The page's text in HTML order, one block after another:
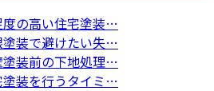
度の高い住宅塗装…
塗装で避けたい失…
塗装前の下地処理…
塗装を行うタイミ…